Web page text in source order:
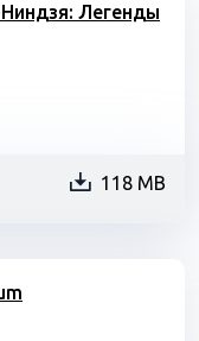
Легенды
118 MB